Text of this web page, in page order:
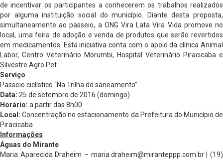
de incentivar os participantes a conhecerem os trabalhos realizados
por alguma instituição social do município. Diante desta proposta,
simultaneamente ao passeio, a ONG Vira Lata Vira Vida promove no
local, uma feira de adoção e venda de produtos que serão revertidos
em medicamentos. Esta iniciativa conta com o apoio da clínica Animal
Labor, Centro Veterinário Morumbi, Hospital Veterinário Piracicaba e
Silvestre Agro Pet.
Serviço
Passeio ciclístico “Na Trilha do saneamento”
Data: 25 de setembro de 2016 (domingo)
Horário: a partir das 8h00
Local: Concentração no estacionamento da Prefeitura do Município de
Piracicaba
Informações
Águas do Mirante
Maria Aparecida Draheim – maria.draheim@miranteppp.com.br| (19)